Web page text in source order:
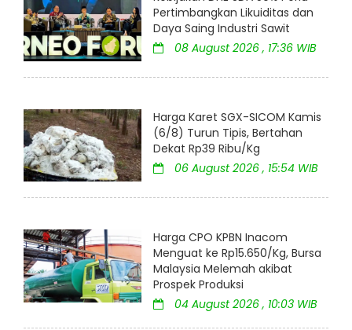
Pertimbangkan Likuiditas dan
Daya Saing Industri Sawit
08 August 2026 , 17:36 WIB
Harga Karet SGX-SICOM Kamis
(6/8) Turun Tipis, Bertahan
Dekat Rp39 Ribu/Kg
06 August 2026 , 15:54 WIB
Harga CPO KPBN Inacom
Menguat ke Rp15.650/Kg, Bursa
Malaysia Melemah akibat
Prospek Produksi
04 August 2026 , 10:03 WIB